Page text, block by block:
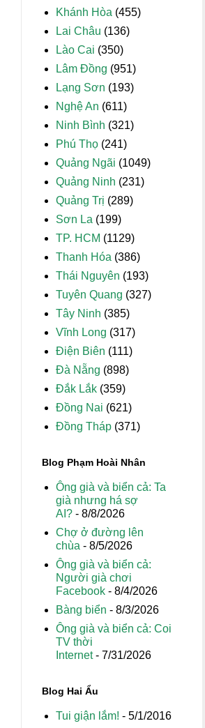
Khánh Hòa (455)
Lai Châu (136)
Lào Cai (350)
Lâm Đồng (951)
Lạng Sơn (193)
Nghệ An (611)
Ninh Bình (321)
Phú Thọ (241)
Quảng Ngãi (1049)
Quảng Ninh (231)
Quảng Trị (289)
Sơn La (199)
TP. HCM (1129)
Thanh Hóa (386)
Thái Nguyên (193)
Tuyên Quang (327)
Tây Ninh (385)
Vĩnh Long (317)
Điện Biên (111)
Đà Nẵng (898)
Đắk Lắk (359)
Đồng Nai (621)
Đồng Tháp (371)
Blog Phạm Hoài Nhân
Ông già và biển cả: Ta
già nhưng há sợ
AI? - 8/8/2026
Chợ ở đường lên
chùa - 8/5/2026
Ông già và biển cả:
Người già chơi
Facebook - 8/4/2026
Bàng biển - 8/3/2026
Ông già và biển cả: Coi
TV thời
Internet- 7/31/2026
Blog Hai Ẩu
Tui giận lắm! - 5/1/2016